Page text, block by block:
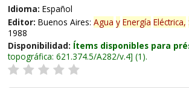
Idioma: Español
Editor: Buenos Aires: Agua y Energía Eléctrica,
1988
Disponibilidad: Ítems disponibles para
topográfica: 621.374.5/A282/v.4 (1).